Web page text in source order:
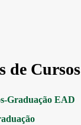
de Cursos
Graduação EAD